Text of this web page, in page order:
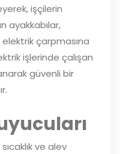
işçilerin
ayakkabılar,
çarpmasına
işlerinde çalışan
güvenli bir
ve alev